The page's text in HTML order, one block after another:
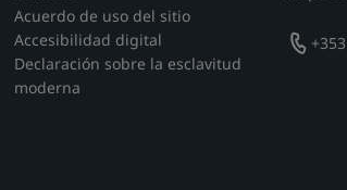
Acuerdo de uso del sitio
Accesibilidad digital
Declaración sobre la esclavitud
moderna